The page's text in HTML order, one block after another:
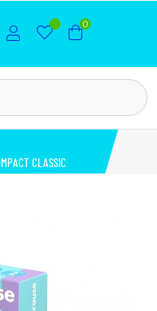
0
CLASSIC